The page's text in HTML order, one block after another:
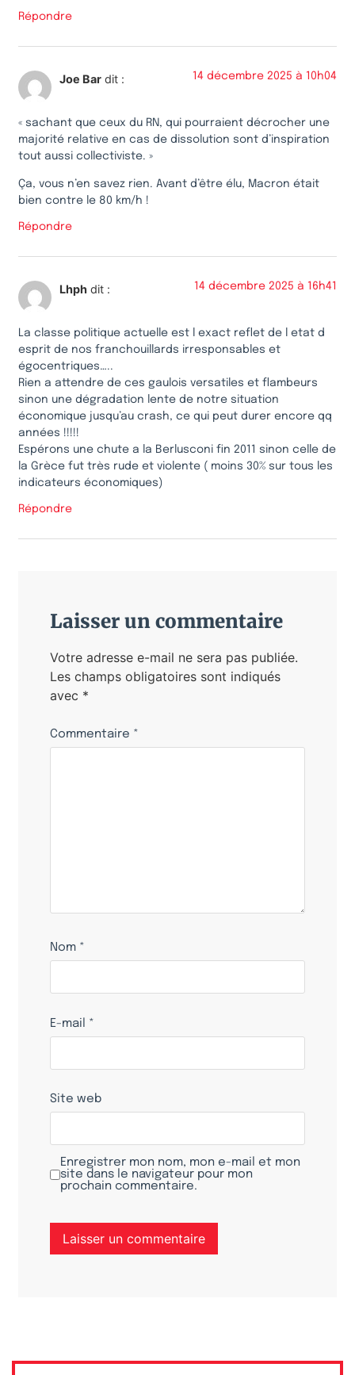
Répondre
Joe Bar dit : 14 décembre 2025 à 10h04
« sachant que ceux du RN, qui pourraient décrocher une
majorité relative en cas de dissolution sont d’inspiration
tout aussi collectiviste. »
Ça, vous n’en savez rien. Avant d’être élu, Macron était
bien contre le 80 km/h !
Répondre
Lhph dit : 14 décembre 2025 à 16h41
La classe politique actuelle est l exact reflet de l etat d
esprit de nos franchouillards irresponsables et
égocentriques…..
Rien a attendre de ces gaulois versatiles et flambeurs
sinon une dégradation lente de notre situation
économique jusqu’au crash, ce qui peut durer encore qq
années !!!!!
Espérons une chute a la Berlusconi fin 2011 sinon celle de
la Grèce fut très rude et violente ( moins 30% sur tous les
indicateurs économiques)
Répondre
Laisser un commentaire
Votre adresse e-mail ne sera pas publiée.
Les champs obligatoires sont indiqués
avec *
Commentaire *
Nom *
E-mail *
Site web
Enregistrer mon nom, mon e-mail et mon
site dans le navigateur pour mon
prochain commentaire.